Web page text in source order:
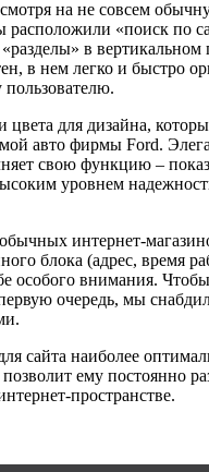
на не совсем
расположили «поиск по
в вертикальном
в нем легко и быстро
для дизайна,
авто фирмы Ford.
свою функцию –
уровнем
интернет-
блока (адрес, время
особого внимания.
очередь, мы
сайта наиболее
ему постоянно
пространстве.